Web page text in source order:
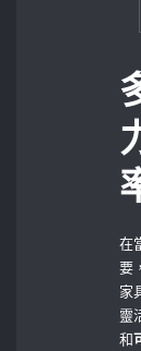
在
要
家
靈
和